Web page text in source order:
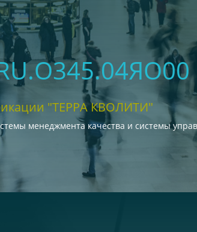
"ТЕРРА КВОЛИТИ"
менеджмента качества и системы